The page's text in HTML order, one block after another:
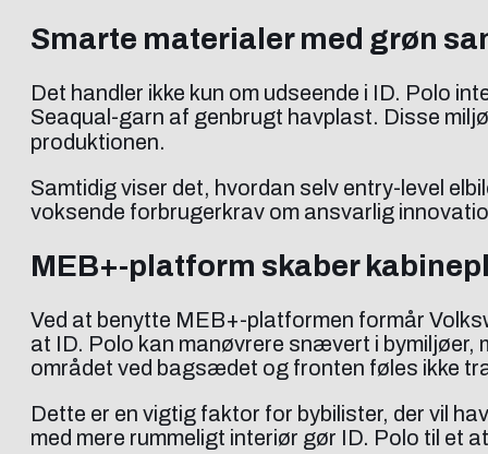
Smarte materialer med grøn
Det handler ikke kun om udseende i ID. Polo
Seaqual-garn af genbrugt havplast. Disse
produktionen.
Samtidig viser det, hvordan selv entry-level
voksende forbrugerkrav om ansvarlig
MEB+-platform skaber
Ved at benytte MEB+-platformen formår
at ID. Polo kan manøvrere snævert i bymiljøer,
området ved bagsædet og fronten føles ikke
Dette er en vigtig faktor for bybilister, der vil
med mere rummeligt interiør gør ID. Polo til et